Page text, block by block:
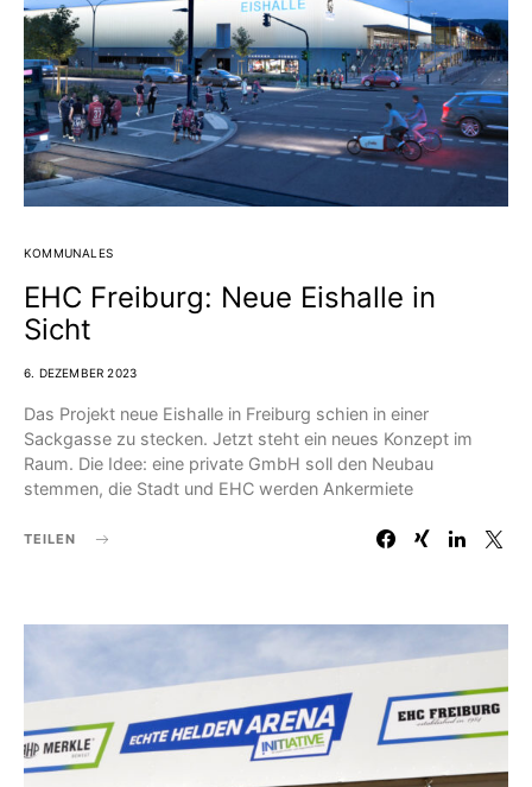
KOMMUNALES
EHC Freiburg: Neue Eishalle in
Sicht
6. DEZEMBER 2023
Das Projekt neue Eishalle in Freiburg schien in einer
Sackgasse zu stecken. Jetzt steht ein neues Konzept im
Raum. Die Idee: eine private GmbH soll den Neubau
stemmen, die Stadt und EHC werden Ankermiete
TEILEN